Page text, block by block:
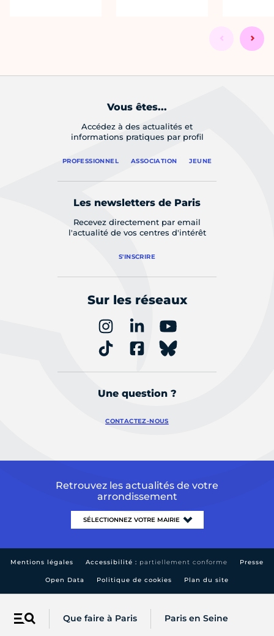
Menu Que faire à Paris Paris en Seine
Vous êtes...
Accédez à des actualités et
informations pratiques par profil
PROFESSIONNEL ASSOCIATION JEUNE
Les newsletters de Paris
Recevez directement par email
l'actualité de vos centres d'intérêt
S'INSCRIRE
Sur les réseaux
Une question ?
CONTACTEZ-NOUS
Retrouvez les actualités de votre
arrondissement
Mentions légales Accessibilité : partiellement conforme Presse
Open Data Politique de cookies Plan du site